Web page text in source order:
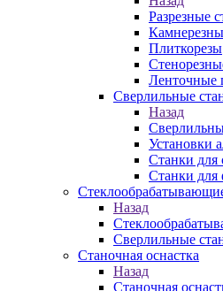
Разрезные
Плиткорезы
Ленточные
Сверлильные
Назад
Установки
Станки для
Станки для
Назад
Сверлильные
Станочная оснастка
Назад
Станочная